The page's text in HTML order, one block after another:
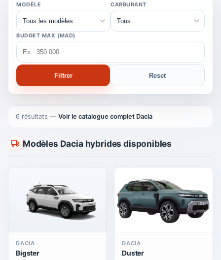
MODÈLE CARBURANT
BUDGET MAX (MAD)
Filtrer Reset
6 résultats — Voir le catalogue complet Dacia
Modèles Dacia hybrides disponibles
DACIA
Bigster
DACIA
Duster